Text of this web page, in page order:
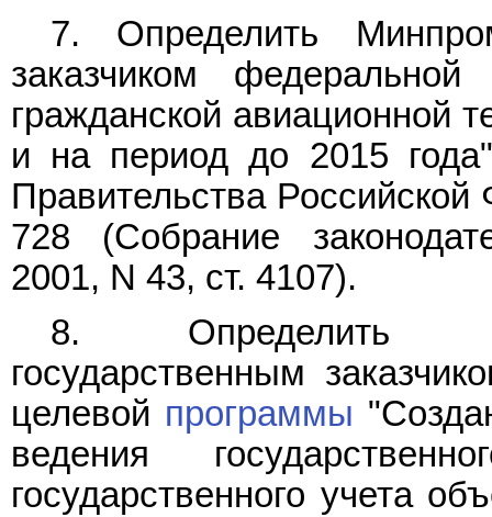
7. Определить
заказчиком
гражданской авиационной
и на период до 2015
Правительства Российской
728 (Собрание
2001, N 43, ст. 4107).
8. Определить
государственным
целевой программы
ведения
государственного учета